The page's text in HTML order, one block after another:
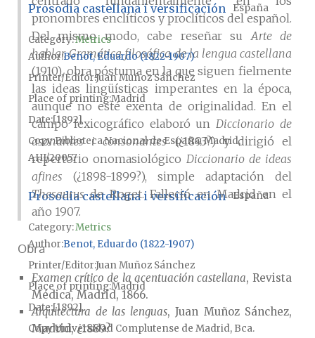
pronombres enclíticos y proclíticos del español.
Del mismo modo, cabe reseñar suArte de
hablar. Gramática filosófica de la lengua castellana
(1910), obra póstuma en la que siguen fielmente
las ideas lingüísticas imperantes en la época,
aunque no esté exenta de originalidad. En el
campo lexicográfico elaboró unDiccionario de
asonantes i consonantes(¿1893?) y dirigió el
repertorio onomasiológico Diccionario de ideas
afines (¿1898-1899?), simple adaptación del
Thesaurusde Roget. Falleció en Madrid en el
año 1907.
Obra
Examen crítico de la acentuación castellana, Revista
Médica, Madrid, 1866.
Arquitectura de las lenguas, Juan Muñoz Sánchez,
Madrid, ¿1889?
Prosodia castellana i versificación España
Category:Metrics
Author Benot, Eduardo (1822-1907)
Printer/EditorJuan Muñoz Sánchez
Place of printingMadrid
Date[1892]
CopyBiblioteca Nacional de España, Madrid,
AHI/20057
Prosodia castellana i versificación España
Category:Metrics
Author Benot, Eduardo (1822-1907)
Printer/EditorJuan Muñoz Sánchez
Place of printingMadrid
Date [1892]
CopyUniversidad Complutense de Madrid, Bca.